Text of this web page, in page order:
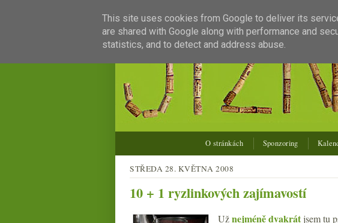
O stránkách Sponzoring
STŘEDA 28. KVĚTNA 2008
10 + 1 ryzlinkových zajímavostí
Užnejménědvakrátjsem tu
This site uses cookies from Google to deliver its
are shared with Google along with performance and
statistics, and to detect and address abuse.